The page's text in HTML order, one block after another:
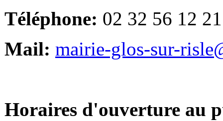
Téléphone: 02 32 56 12 21
Mail: mairie-glos-sur-
Horaires d'ouverture au